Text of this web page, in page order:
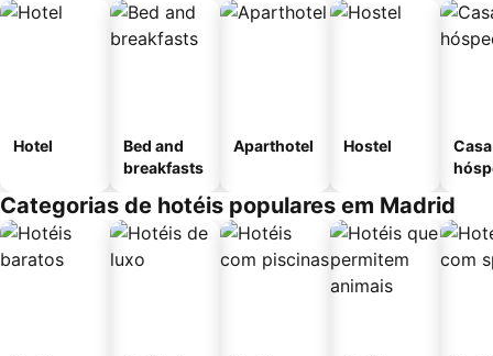
Hotel
Bed and
breakfasts
Aparthotel Hostel
Categorias de hotéis populares em Madrid